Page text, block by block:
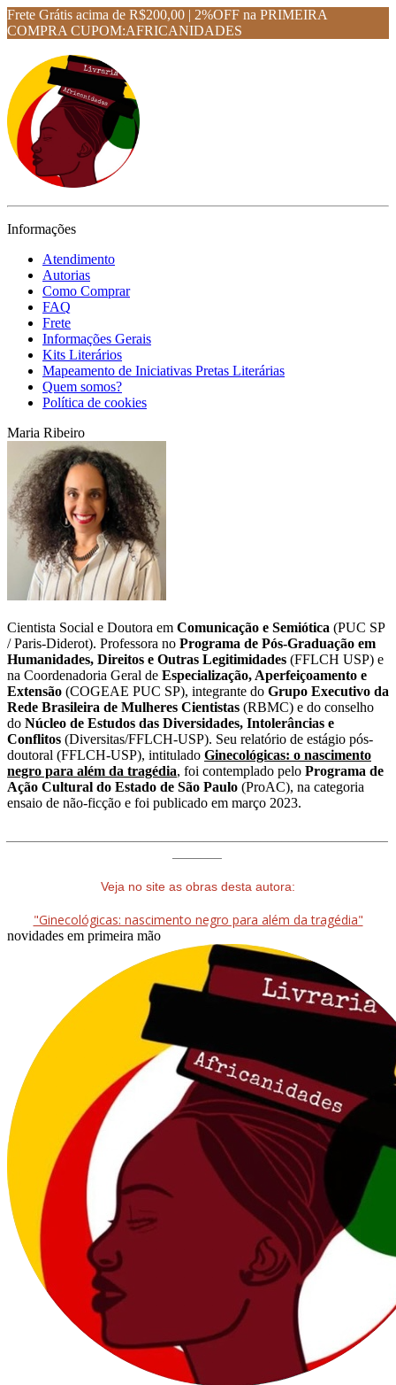
Frete Grátis acima de R$200,00 | 2%OFF na PRIMEIRA
COMPRA CUPOM:AFRICANIDADES
Informações
Atendimento
Autorias
Como Comprar
FAQ
Frete
Informações Gerais
Kits Literários
Mapeamento de Iniciativas Pretas Literárias
Quem somos?
Política de cookies
Maria Ribeiro
Cientista Social e Doutora em Comunicação e Semiótica (PUC SP
/ Paris-Diderot). Professora no Programa de Pós-Graduação em
Humanidades, Direitos e Outras Legitimidades (FFLCH USP) e
na Coordenadoria Geral de Especialização, Aperfeiçoamento e
Extensão (COGEAE PUC SP), integrante do Grupo Executivo da
Rede Brasileira de Mulheres Cientistas (RBMC) e do conselho
do Núcleo de Estudos das Diversidades, Intolerâncias e
Conflitos (Diversitas/FFLCH-USP). Seu relatório de estágio pós-
doutoral (FFLCH-USP), intitulado Ginecológicas: o nascimento
negro para além da tragédia, foi contemplado pelo Programa de
Ação Cultural do Estado de São Paulo (ProAC), na categoria
ensaio de não-ficção e foi publicado em março 2023.
Veja no site as obras desta autora:
"Ginecológicas: nascimento negro para além da tragédia"
novidades em primeira mão